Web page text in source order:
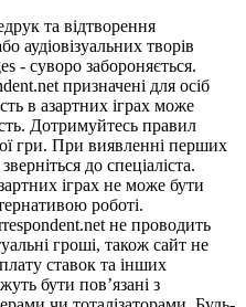
та відтворення
аудіовізуальних творів
- суворо забороняється.
призначені для осіб
в азартних іграх може
Дотримуйтесь правил
гри. При виявленні перших
до спеціаліста.
іграх не може бути
роботі.
не проводить
гроші, також сайт не
ставок та інших
бути пов’язані з